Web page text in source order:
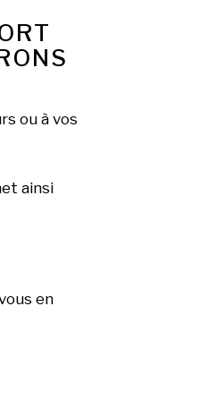
ou à vos
ainsi
en